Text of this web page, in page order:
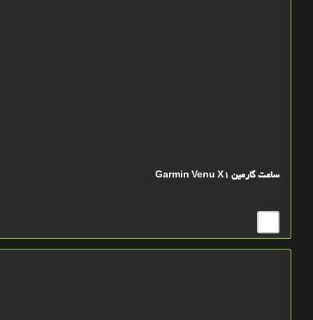
ساعت گارمین Garmin Venu X1